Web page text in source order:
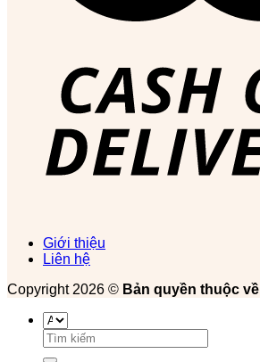
Giới thiệu
Liên hệ
Copyright 2026 © Bản quyền thuộc về
Tìm
kiếm: